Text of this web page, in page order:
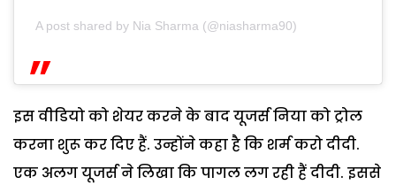
A post shared by Nia Sharma (@niasharma90)
इस वीडियो को शेयर करने के बाद यूजर्स निया को ट्रोल
करना शुरू कर दिए हैं. उन्होंने कहा है कि शर्म करो दीदी.
एक अलग यूजर्स ने लिखा कि पागल लग रही हैं दीदी. इससे